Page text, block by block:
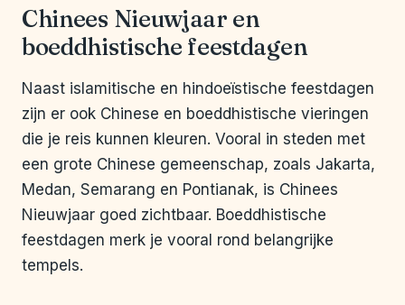
Chinees Nieuwjaar en
boeddhistische feestdagen
Naast islamitische en hindoeïstische feestdagen
zijn er ook Chinese en boeddhistische vieringen
die je reis kunnen kleuren. Vooral in steden met
een grote Chinese gemeenschap, zoals Jakarta,
Medan, Semarang en Pontianak, is Chinees
Nieuwjaar goed zichtbaar. Boeddhistische
feestdagen merk je vooral rond belangrijke
tempels.